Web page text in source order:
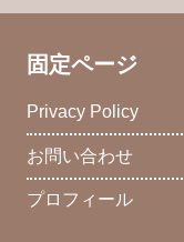
固定ページ
Privacy Policy
お問い合わせ
プロフィール